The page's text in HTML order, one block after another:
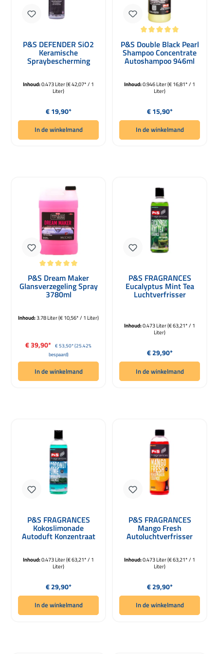
P&S DEFENDER SiO2
Keramische
Spraybescherming
Inhoud:0.473 Liter(€ 42,07* / 1
Liter)
Normale prijs:
€ 19,90*
In de winkelmand
P&S Double Black Pearl
Shampoo Concentrate
Autoshampoo 946ml
Inhoud:0.946 Liter(€ 16,81* / 1
Liter)
Normale prijs:
€ 15,90*
In de winkelmand
Gemiddelde waardering van 5 van 5 sterren
P&S Dream Maker
Glansverzegeling Spray
3780ml
Inhoud:3.78 Liter(€ 10,56* / 1 Liter)
Verkoopprijs:
€ 39,90* Normale prijs:
€ 53,50*(25.42%
bespaard)
In de winkelmand
P&S FRAGRANCES
Eucalyptus Mint Tea
Luchtverfrisser
Inhoud:0.473 Liter(€ 63,21* / 1
Liter)
Normale prijs:
€ 29,90*
In de winkelmand
P&S FRAGRANCES
Kokoslimonade
Autoduft Konzentraat
Inhoud:0.473 Liter(€ 63,21* / 1
Liter)
Normale prijs:
€ 29,90*
In de winkelmand
P&S FRAGRANCES
Mango Fresh
Autoluchtverfrisser
Inhoud:0.473 Liter(€ 63,21* / 1
Liter)
Normale prijs:
€ 29,90*
In de winkelmand